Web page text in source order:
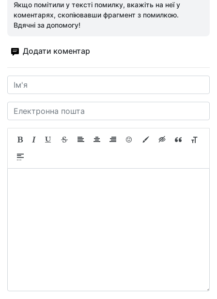
Якщо помітили у тексті помилку, вкажіть на неї у
коментарях, скопіювавши фрагмент з помилкою.
Вдячні за допомогу!
Додати коментар